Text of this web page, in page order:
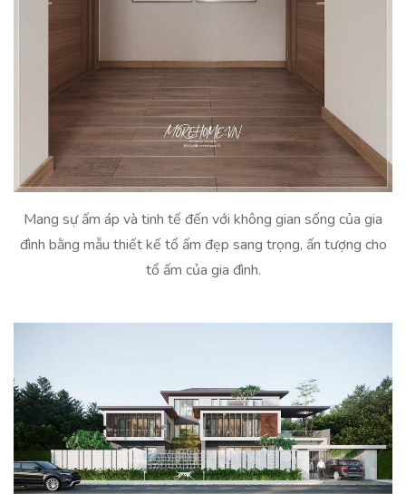
Mang sự ấm áp và tinh tế đến với không gian sống của gia
đình bằng mẫu thiết kế tổ ấm đẹp sang trọng, ấn tượng cho
tổ ấm của gia đình.